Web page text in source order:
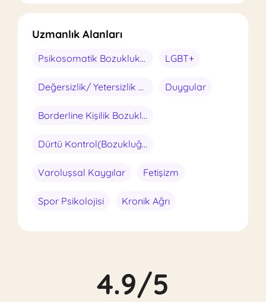
Uzmanlık Alanları
Psikosomatik Bozukluklar LGBT+
Değersizlik/ Yetersizlik Hisleri Duygular
Borderline Kişilik Bozukluğu
Dürtü Kontrol(Bozukluğu)
Varoluşsal Kaygılar Fetişizm
Spor Psikolojisi Kronik Ağrı
4.9/5